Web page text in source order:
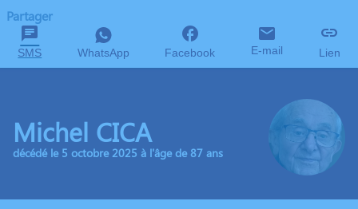
Partager
SMS WhatsApp Facebook E-mail Lien
Michel CICA
décédé le 5 octobre 2025 à l'âge de 87 ans